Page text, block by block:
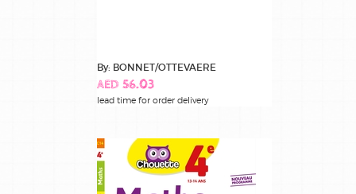
By: BONNET/OTTEVAERE
AED 56.03
lead time for order delivery